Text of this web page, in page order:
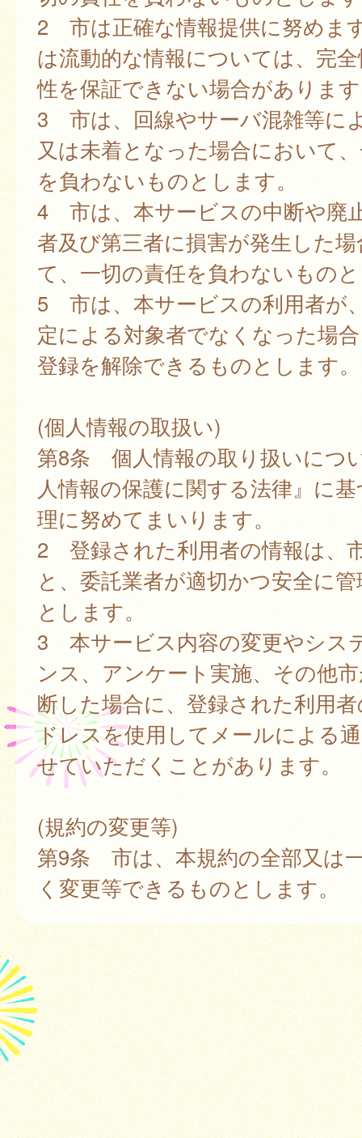
2 市は正確な情報提供に努めま
は流動的な情報については、完
性を保証できない場合がありま
3 市は、回線やサーバ混雑等に
又は未着となった場合において
を負わないものとします。
4 市は、本サービスの中断や廃
者及び第三者に損害が発生した
て、一切の責任を負わないもの
5 市は、本サービスの利用者が
定による対象者でなくなった場
登録を解除できるものとします。
(個人情報の取扱い)
第8条 個人情報の取り扱いにつ
人情報の保護に関する法律』に
理に努めてまいります。
2 登録された利用者の情報は、
と、委託業者が適切かつ安全に
とします。
3 本サービス内容の変更やシス
ンス、アンケート実施、その他
断した場合に、登録された利用
ドレスを使用してメールによる
せていただくことがあります。
(規約の変更等)
第9条 市は、本規約の全部又は
く変更等できるものとします。